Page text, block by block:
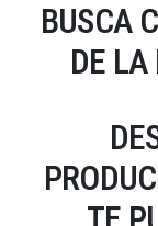
BUSCA
DE